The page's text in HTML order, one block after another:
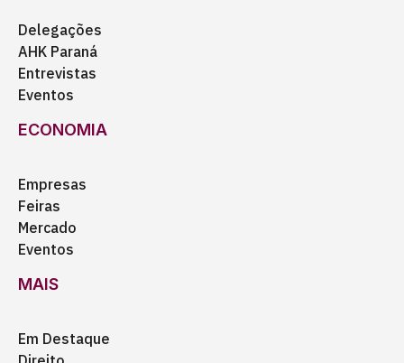
Delegações
AHK Paraná
Entrevistas
Eventos
ECONOMIA
Empresas
Feiras
Mercado
Eventos
MAIS
Em Destaque